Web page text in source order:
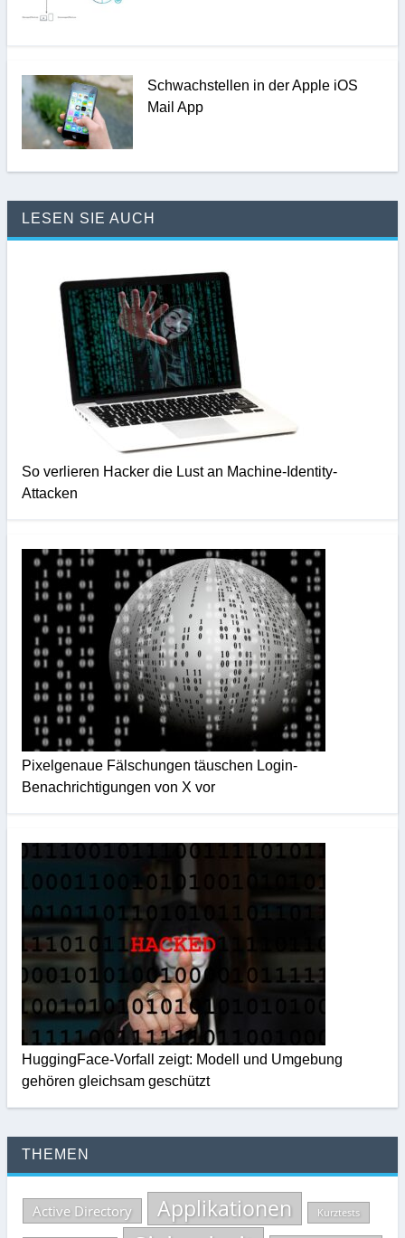
Schwachstellen in der Apple iOS
Mail App
LESEN SIE AUCH
So verlieren Hacker die Lust an Machine-Identity-
Attacken
Pixelgenaue Fälschungen täuschen Login-
Benachrichtigungen von X vor
HuggingFace-Vorfall zeigt: Modell und Umgebung
gehören gleichsam geschützt
THEMEN
Active Directory Applikationen Kurztests